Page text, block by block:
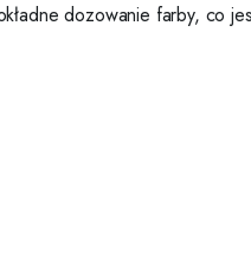
dozowanie farby, co